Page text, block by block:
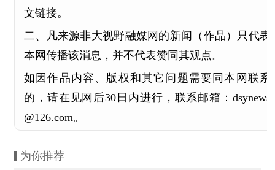
文链接。
二、凡来源非大视野融媒网的新闻（作品）只代表
本网传播该消息，并不代表赞同其观点。
如因作品内容、版权和其它问题需要同本网联系
的，请在见网后30日内进行，联系邮箱：dsynews
@126.com。
为你推荐